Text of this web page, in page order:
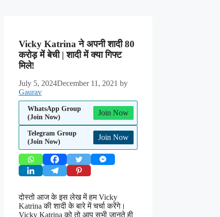
Vicky Katrina ने अपनी शादी 80
करोड़ में बेची | शादी में क्या गिफ्ट
मिले!
July 5, 2024December 11, 2021 by
Gaurav
WhatsApp Group
(Join Now)
Join Now
Telegram Group
(Join Now)
Join Now
दोस्तो आज के इस लेख में हम Vicky
Katrina की शादी के बारे में चर्चा करेंगे।
Vicky Katrina को तो आप सभी जानते ही